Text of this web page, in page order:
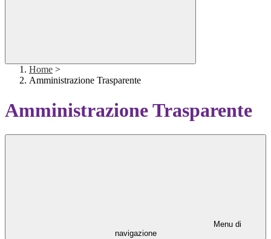
Home >
Amministrazione Trasparente
Amministrazione Trasparente
Menu di
navigazione